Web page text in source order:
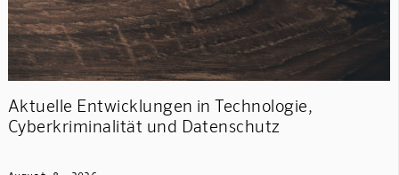
Aktuelle Entwicklungen in Technologie,
Cyberkriminalität und Datenschutz